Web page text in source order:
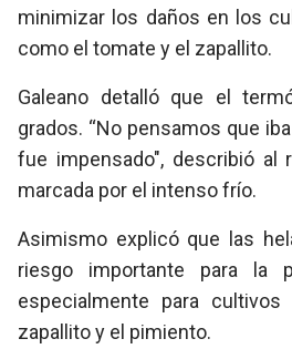
minimizar los daños en los
como el tomate y el zapallito.
Galeano detalló que el
grados. “No pensamos que
fue impensado", describió al
marcada por el intenso frío.
Asimismo explicó que las
riesgo importante para la
especialmente para
zapallito y el pimiento.